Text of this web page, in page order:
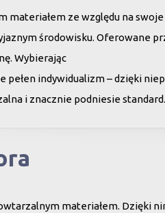
materiałem ze względu na
środowisku. Oferowane
Wybierając
pełen indywidualizm – dzięki
i znacznie podniesie standard.
materiałem. Dzięki